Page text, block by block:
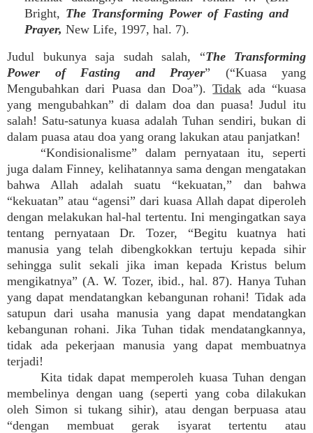
Bright, The Transforming Power of Fasting and
Prayer, New Life, 1997, hal. 7).
Judul bukunya saja sudah salah, “The Transforming
Power of Fasting and Prayer” (“Kuasa yang
Mengubahkan dari Puasa dan Doa”).Tidak ada “kuasa
yang mengubahkan” di dalam doa dan puasa! Judul itu
salah! Satu-satunya kuasa adalah Tuhan sendiri, bukan di
dalam puasa atau doa yang orang lakukan atau panjatkan!
“Kondisionalisme” dalam pernyataan itu, seperti
juga dalam Finney, kelihatannya sama dengan mengatakan
bahwa Allah adalah suatu “kekuatan,” dan bahwa
“kekuatan” atau “agensi” dari kuasa Allah dapat diperoleh
dengan melakukan hal-hal tertentu. Ini mengingatkan saya
tentang pernyataan Dr. Tozer, “Begitu kuatnya hati
manusia yang telah dibengkokkan tertuju kepada sihir
sehingga sulit sekali jika iman kepada Kristus belum
mengikatnya” (A. W. Tozer, ibid., hal. 87). Hanya Tuhan
yang dapat mendatangkan kebangunan rohani! Tidak ada
satupun dari usaha manusia yang dapat mendatangkan
kebangunan rohani. Jika Tuhan tidak mendatangkannya,
tidak ada pekerjaan manusia yang dapat membuatnya
terjadi!
Kita tidak dapat memperoleh kuasa Tuhan dengan
membelinya dengan uang (seperti yang coba dilakukan
oleh Simon si tukang sihir), atau dengan berpuasa atau
“dengan membuat gerak isyarat tertentu atau